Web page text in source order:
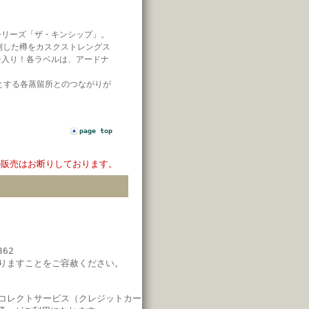
ーズ「ザ・キンシップ」。
た樽をカスクストレングス
り！各ラベルは、アードナ
る各蒸留所とのつながりが
page top
売はお断りしております。
すことをご容赦ください。
レクトサービス（クレジットカー